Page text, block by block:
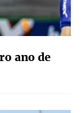
ano de